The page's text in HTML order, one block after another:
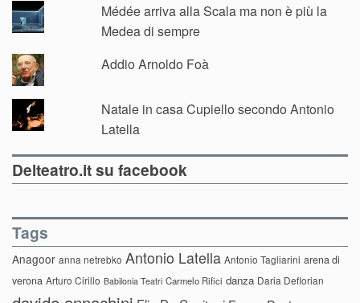
Médée arriva alla Scala ma non è più la
Medea di sempre
Addio Arnoldo Foà
Natale in casa Cupiello secondo Antonio
Latella
Delteatro.it su facebook
Tags
Anagoor anna netrebko Antonio Latella Antonio Tagliarini arena di
verona Arturo Cirillo Babilonia Teatri Carmelo Rifici danza Daria Deflorian